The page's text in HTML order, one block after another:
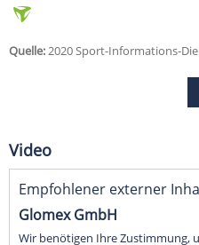
Quelle:2020 Sport-Informations-
Video
Empfohlener externer
Glomex GmbH
Wir benötigen Ihre Zustimmung,